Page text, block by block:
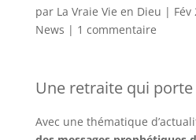
par La Vraie Vie en Dieu | Fév
News | 1 commentaire
Une retraite qui
Avec une thématique